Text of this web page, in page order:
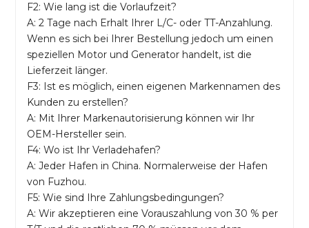
F2: Wie lang ist die Vorlaufzeit?
A: 2 Tage nach Erhalt Ihrer L/C- oder TT-Anzahlung.
Wenn es sich bei Ihrer Bestellung jedoch um einen
speziellen Motor und Generator handelt, ist die
Lieferzeit länger.
F3: Ist es möglich, einen eigenen Markennamen des
Kunden zu erstellen?
A: Mit Ihrer Markenautorisierung können wir Ihr
OEM-Hersteller sein.
F4: Wo ist Ihr Verladehafen?
A: Jeder Hafen in China. Normalerweise der Hafen
von Fuzhou.
F5: Wie sind Ihre Zahlungsbedingungen?
A: Wir akzeptieren eine Vorauszahlung von 30 % per